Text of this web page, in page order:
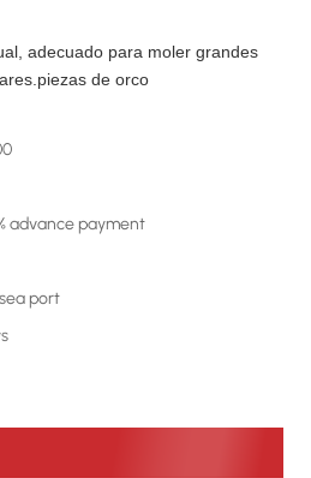
adecuado para moler grandes
piezas de orco
advance payment
port